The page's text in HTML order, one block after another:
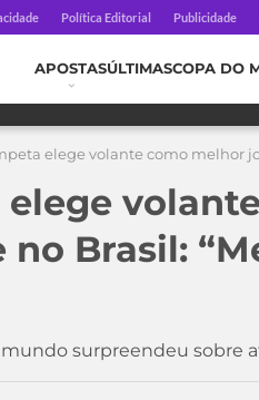
Política Editorial Publicidade
APOSTASÚLTIMASCOPA DO
elege volante como melhor
elege
no Brasil:
surpreendeu sobre